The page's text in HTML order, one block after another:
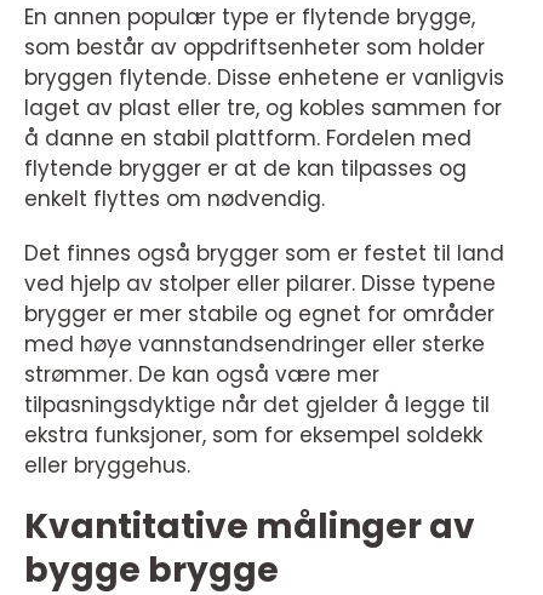
En annen populær type er flytende brygge,
som består av oppdriftsenheter som holder
bryggen flytende. Disse enhetene er vanligvis
laget av plast eller tre, og kobles sammen for
å danne en stabil plattform. Fordelen med
flytende brygger er at de kan tilpasses og
enkelt flyttes om nødvendig.
Det finnes også brygger som er festet til land
ved hjelp av stolper eller pilarer. Disse typene
brygger er mer stabile og egnet for områder
med høye vannstandsendringer eller sterke
strømmer. De kan også være mer
tilpasningsdyktige når det gjelder å legge til
ekstra funksjoner, som for eksempel soldekk
eller bryggehus.
Kvantitative målinger av
bygge brygge